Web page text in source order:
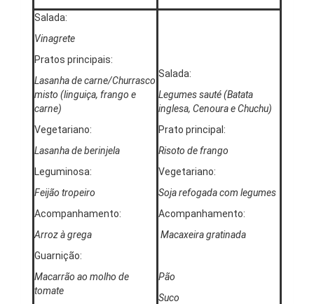
Salada:
Vinagrete
Pratos principais:
Lasanha de carne/Churrasco
misto (linguiça, frango e
carne)
Vegetariano:
Lasanha de berinjela
Leguminosa:
Feijão tropeiro
Acompanhamento:
Arroz à grega
Guarnição:
Macarrão ao molho de
tomate
Salada:
Legumes sauté (Batata
inglesa, Cenoura e Chuchu)
Prato principal:
Risoto de frango
Vegetariano:
Soja refogada com legumes
Acompanhamento:
Macaxeira gratinada
Pão
Suco